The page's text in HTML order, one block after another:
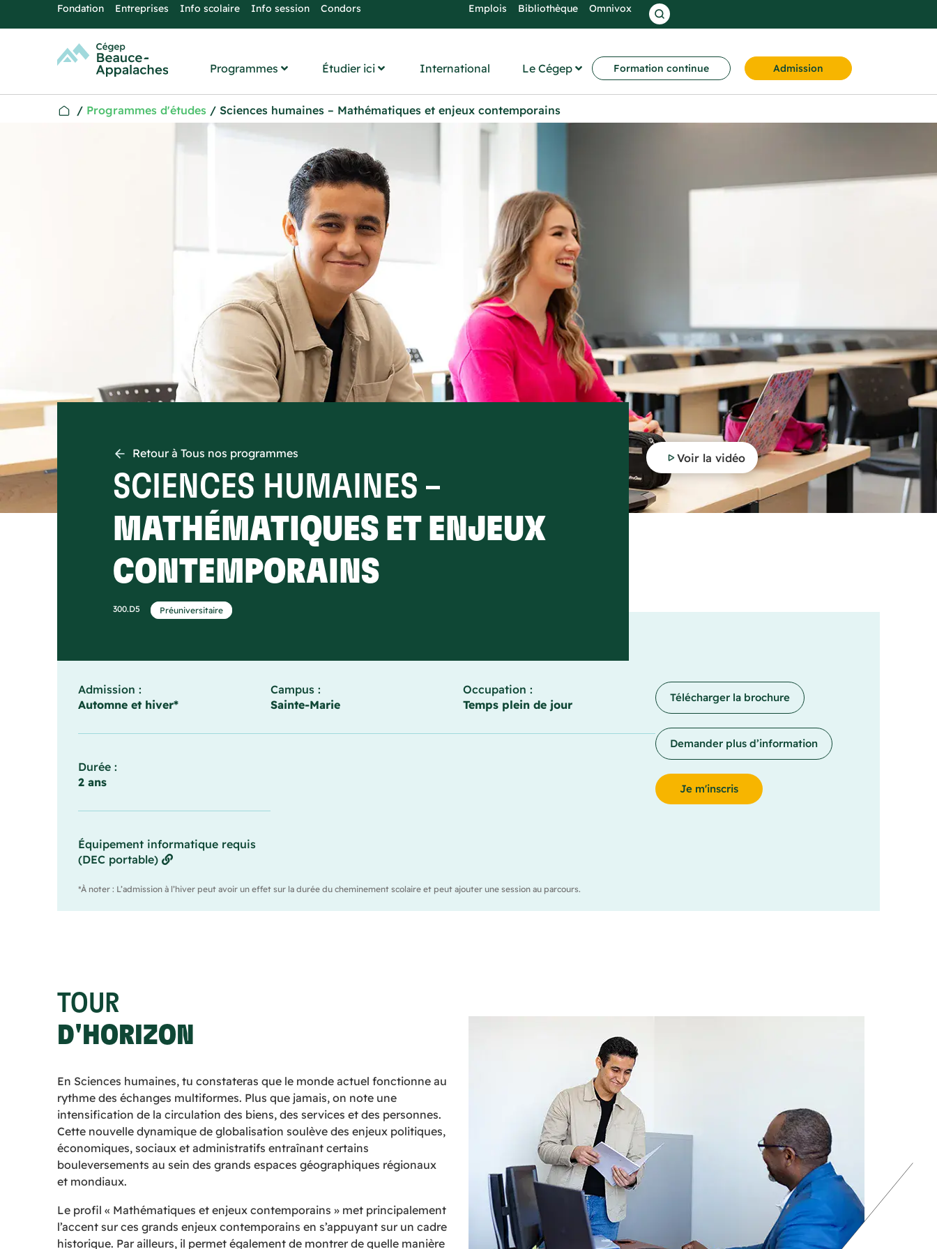
Fondation Entreprises Info scolaire Info session Condors Emplois Bibliothèque Omnivox
Programmes Étudier ici International Le Cégep Formation continue Admission
/ Programmes d'études / Sciences humaines – Mathématiques et enjeux contemporains
Voir la vidéo
Retour à Tous nos programmes
SCIENCES HUMAINES –
MATHÉMATIQUES ET ENJEUX
CONTEMPORAINS
300.D5 Préuniversitaire
Admission :
Automne et hiver*
Durée :
2 ans
Équipement informatique requis
(DEC portable)
Campus :
Sainte-Marie
Occupation :
Temps plein de jour
Télécharger la brochure
Demander plus d’information
Je m'inscris
*À noter : L’admission à l’hiver peut avoir un effet sur la durée du cheminement scolaire et peut ajouter une session au parcours.
TOUR
D'HORIZON
En Sciences humaines, tu constateras que le monde actuel fonctionne au
rythme des échanges multiformes. Plus que jamais, on note une
intensification de la circulation des biens, des services et des personnes.
Cette nouvelle dynamique de globalisation soulève des enjeux politiques,
économiques, sociaux et administratifs entraînant certains
bouleversements au sein des grands espaces géographiques régionaux
et mondiaux.
Le profil « Mathématiques et enjeux contemporains » met principalement
l’accent sur ces grands enjeux contemporains en s’appuyant sur un cadre
historique. Par ailleurs, il permet également de montrer de quelle manière